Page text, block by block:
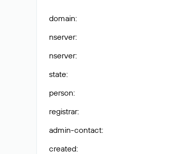
domain:
nserver:
nserver:
state:
person:
registrar:
admin-contact:
created: